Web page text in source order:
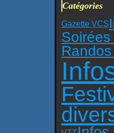
Catégories
Gazette VCS
Soirées